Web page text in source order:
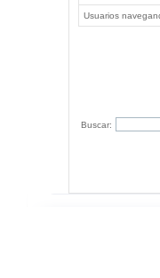
Usuarios
Buscar: